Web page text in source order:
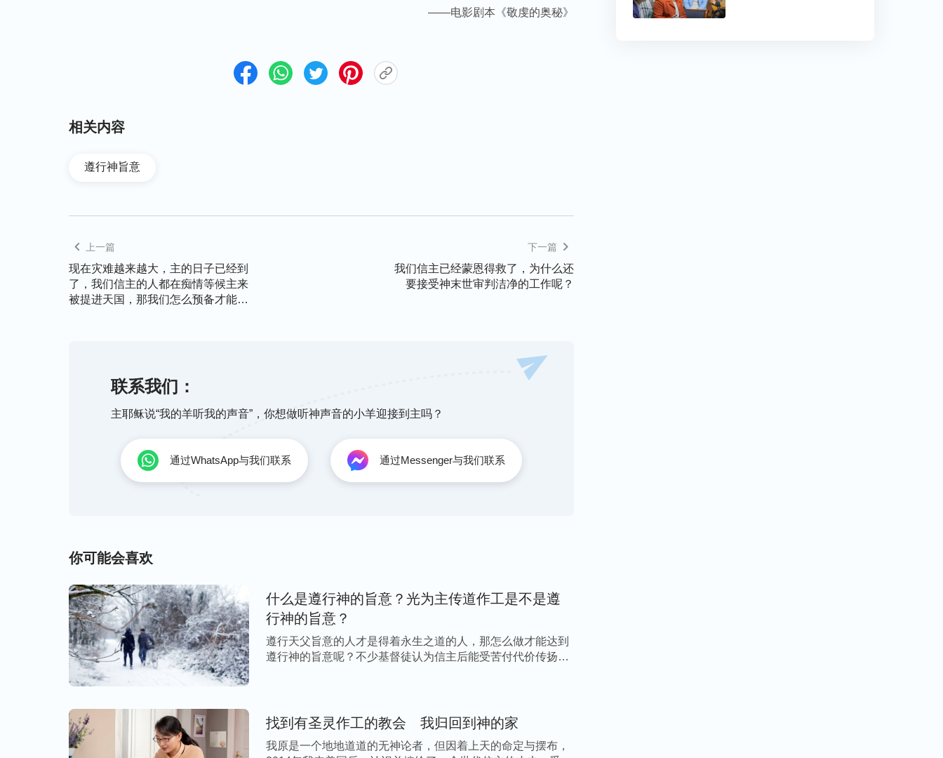
——电影剧本《敬虔的奥秘》
相关内容
遵行神旨意
上一篇
现在灾难越来越大，主的日子已经到
了，我们信主的人都在痴情等候主来
被提进天国，那我们怎么预备才能迎
下一篇
我们信主已经蒙恩得救了，为什么还
要接受神末世审判洁净的工作呢？
联系我们：
主耶稣说“我的羊听我的声音”，你想做听神声音的小羊迎接到主吗？
通过WhatsApp与我们联系 通过Messenger与我们联系
你可能会喜欢
什么是遵行神的旨意？光为主传道作工是不是遵
行神的旨意？
遵行天父旨意的人才是得着永生之道的人，那怎么做才能达到
遵行神的旨意呢？不少基督徒认为信主后能受苦付代价传扬主
找到有圣灵作工的教会 我归回到神的家
我原是一个地地道道的无神论者，但因着上天的命定与摆布，